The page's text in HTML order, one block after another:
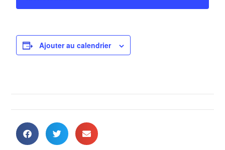
Ajouter au calendrier